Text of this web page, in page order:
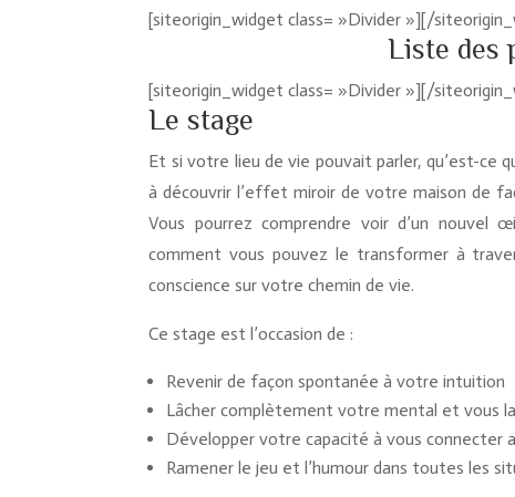
[siteorigin_widget class= »Divider »][/
Liste des
[siteorigin_widget class= »Divider »][/
Le stage
Et si votre lieu de vie pouvait parler, qu’est-ce
à découvrir l’effet miroir de votre maison de
Vous pourrez comprendre voir d’un nouvel
comment vous pouvez le transformer à
conscience sur votre chemin de vie.
Ce stage est l’occasion de :
Revenir de façon spontanée à votre intuition
Lâcher complètement votre mental et vous
Développer votre capacité à vous connecter
Ramener le jeu et l’humour dans toutes les